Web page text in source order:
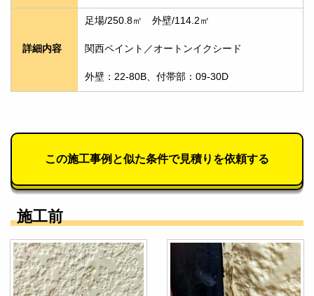
詳細内容
足場/250.8㎡　外壁/114.2㎡
関西ペイント／オートンイクシード
外壁：22-80B、付帯部：09-30D
この施工事例と似た条件で見積りを依頼する
施工前